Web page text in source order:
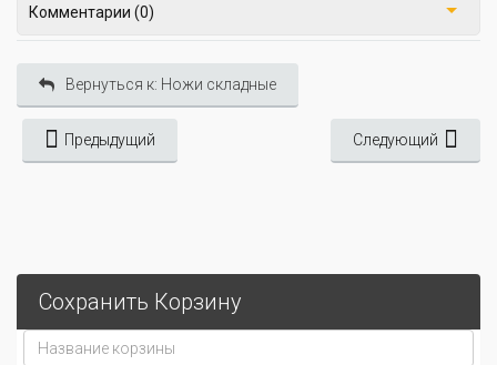
Комментарии (0)
Вернуться к: Ножи складные
Предыдущий Следующий
Сохранить Корзину